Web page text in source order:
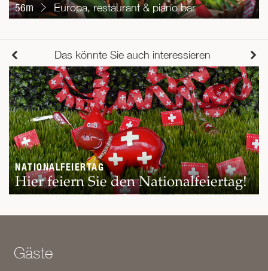
56m Europa, restaurant & piano bar
Das könnte Sie auch interessieren
NATIONALFEIERTAG
Hier feiern Sie den Nationalfeiertag!
Gäste